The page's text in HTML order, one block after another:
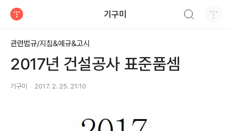
기구미
관련법규/지침&예규&고시
2017년 건설공사 표준품셈
기구미 2017. 2. 25. 21:10